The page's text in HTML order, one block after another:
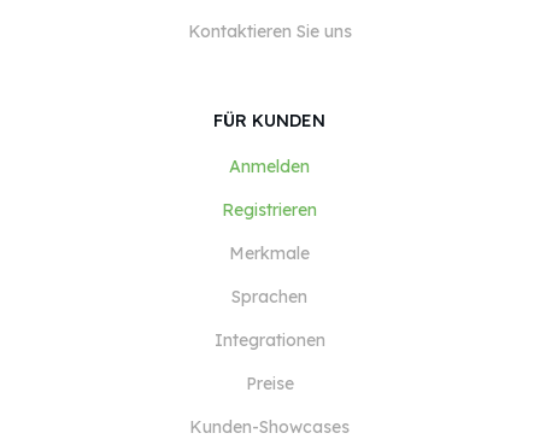
Kontaktieren Sie uns
FÜR KUNDEN
Anmelden
Registrieren
Merkmale
Sprachen
Integrationen
Preise
Kunden-Showcases